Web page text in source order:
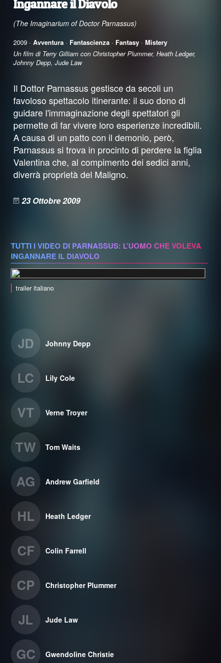
Ingannare il Diavolo
(The Imaginarium of Doctor Parnassus)
2009 · Avventura· Fantascienza· Fantasy· Mistery
Un film di Terry Gilliam con Christopher Plummer, Heath Ledger,
Johnny Depp, Jude Law
Il Dottor Parnassus gestisce da secoli un
favoloso spettacolo itinerante: il suo dono di
guidare l'immaginazione degli spettatori gli
permette di far vivere loro esperienze incredibili.
A causa di un patto con il demonio, però,
Parnassus si trova in procinto di perdere la figlia
Valentina che, al compimento dei sedici anni,
diverrà proprietà del Maligno.
23 Ottobre 2009
TUTTI I VIDEO DI PARNASSUS: L’UOMO CHE VOLEVA
INGANNARE IL DIAVOLO
trailer italiano
JD Johnny Depp
LC Lily Cole
VT Verne Troyer
TW Tom Waits
AG Andrew Garfield
HL Heath Ledger
CF Colin Farrell
CP Christopher Plummer
JL Jude Law
GC Gwendoline Christie